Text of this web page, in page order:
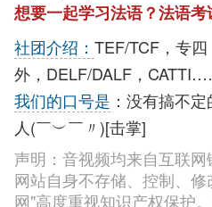
想要一起学习法语？法语考
社团介绍： TEF/TCF，专
外，DELF/DALF，
我们的口号是 ：没有搞不
人(￣︶￣〃)[击掌]
声明：音视频均来自互联
网站自身不存储、控制、
网"高度重视知识产权保护